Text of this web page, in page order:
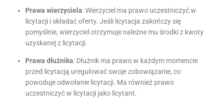
Prawa wierzyciela: Wierzyciel ma prawo uczestniczyć w
licytacji i składać oferty. Jeśli licytacja zakończy się
pomyślnie, wierzyciel otrzymuje należne mu środki z kwoty
uzyskanej z licytacji.
Prawa dłużnika: Dłużnik ma prawo w każdym momencie
przed licytacją uregulować swoje zobowiązanie, co
powoduje odwołanie licytacji. Ma również prawo
uczestniczyć w licytacji jako licytant.